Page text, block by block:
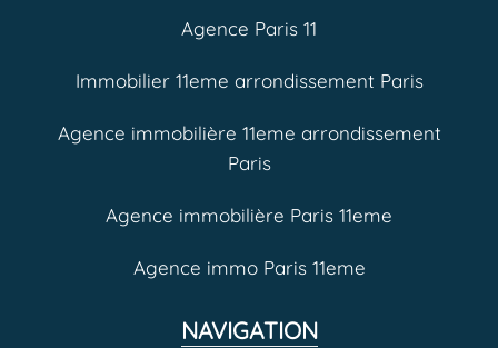
Agence Paris 11
Immobilier 11eme arrondissement Paris
Agence immobilière 11eme arrondissement
Paris
Agence immobilière Paris 11eme
Agence immo Paris 11eme
NAVIGATION